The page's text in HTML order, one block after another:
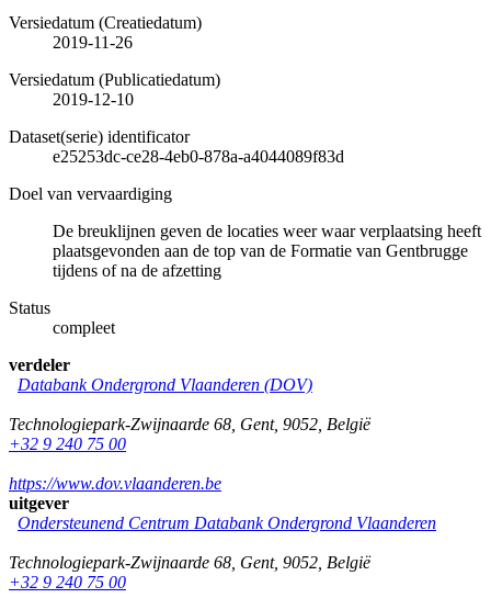
Versiedatum (Creatiedatum)
2019-11-26
Versiedatum (Publicatiedatum)
2019-12-10
Dataset(serie) identificator
e25253dc-ce28-4eb0-878a-a4044089f83d
Doel van vervaardiging
De breuklijnen geven de locaties weer waar verplaatsing heeft
plaatsgevonden aan de top van de Formatie van Gentbrugge
tijdens of na de afzetting
Status
compleet
verdeler
Databank Ondergrond Vlaanderen (DOV)
Technologiepark-Zwijnaarde 68 Gent, 9052 België
+32 9 240 75 00
https://www.dov.vlaanderen.be
uitgever
Ondersteunend Centrum Databank Ondergrond Vlaanderen
Technologiepark-Zwijnaarde 68 Gent, 9052 België
+32 9 240 75 00